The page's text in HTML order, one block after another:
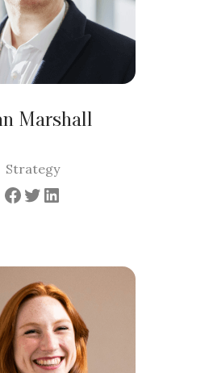
Marshall
Strategy
Facebook Twitter LinkedIn